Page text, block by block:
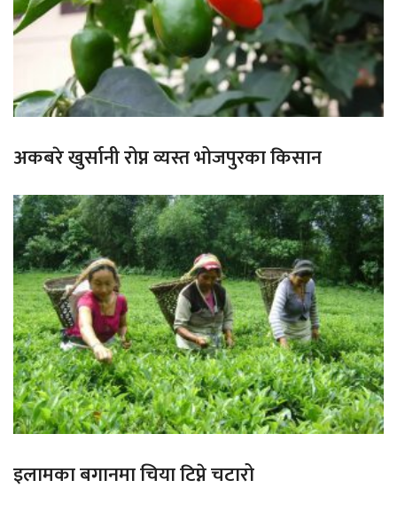
अकबरे खुर्सानी रोप्न व्यस्त भोजपुरका किसान
इलामका बगानमा चिया टिप्ने चटारो